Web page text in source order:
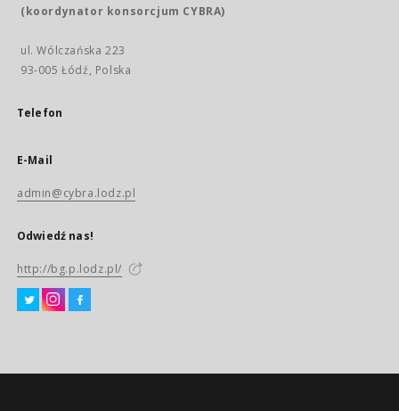
(koordynator konsorcjum CYBRA)
ul. Wólczańska 223
93-005 Łódź, Polska
Telefon
E-Mail
admin@cybra.lodz.pl
Odwiedź nas!
http://bg.p.lodz.pl/